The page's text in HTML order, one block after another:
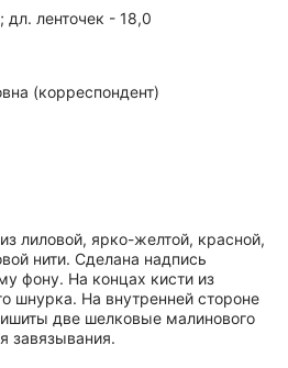
ленточек - 18,0
(корреспондент)
лиловой, ярко-желтой, красной,
нити. Сделана надпись
фону. На концах кисти из
шнурка. На внутренней стороне
две шелковые малинового
завязывания.